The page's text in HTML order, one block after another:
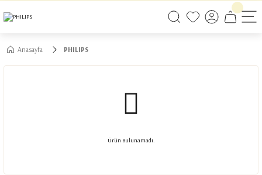
750 TL VE ÜZERİ ALIŞVERİŞLERİNİZDE KARGO BEDAVA! #2
Anasayfa PHILIPS
Ürün Bulunamadı.